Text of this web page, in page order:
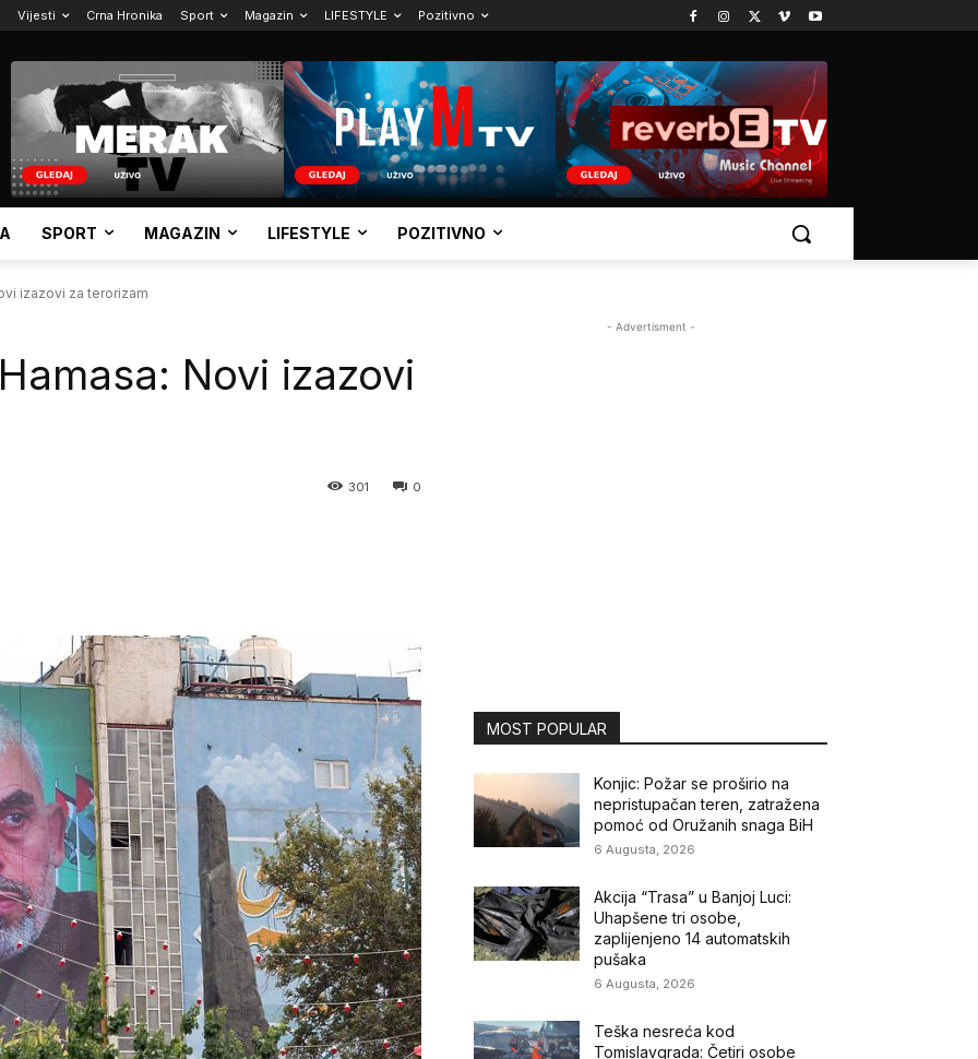
Vijesti Crna Hronika Sport Magazin LIFESTYLE Pozitivno
SPORT MAGAZIN LIFESTYLE POZITIVNO
izazovi za terorizam
Novi izazovi
0
301
- Advertisment -
MOST POPULAR
Konjic: Požar se proširio na
nepristupačan teren, zatražena
pomoć od Oružanih snaga BiH
6 Augusta, 2026
Akcija “Trasa” u Banjoj Luci:
Uhapšene tri osobe,
zaplijenjeno 14 automatskih
pušaka
6 Augusta, 2026
Teška nesreća kod
Tomislavgrada: Četiri osobe